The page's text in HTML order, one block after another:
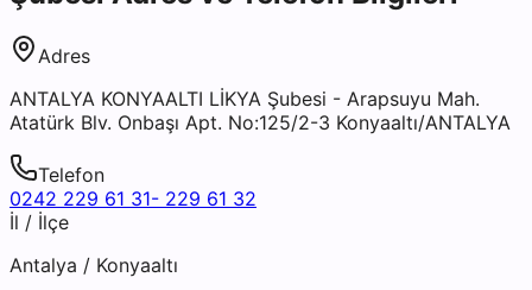
Adres
ANTALYA KONYAALTI LİKYA Şubesi - Arapsuyu Mah.
Atatürk Blv. Onbaşı Apt. No:125/2-3 Konyaaltı/ANTALYA
Telefon
0242 229 61 31- 229 61 32
İl / İlçe
Antalya / Konyaaltı